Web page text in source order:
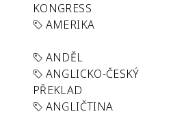
KONGRESS
AMERIKA
ANDĚL
ANGLICKO-ČESKÝ
PŘEKLAD
ANGLIČTINA